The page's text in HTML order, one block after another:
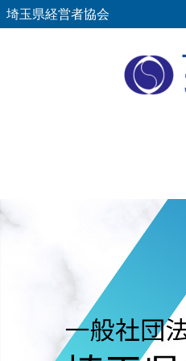
埼玉県経営者協会